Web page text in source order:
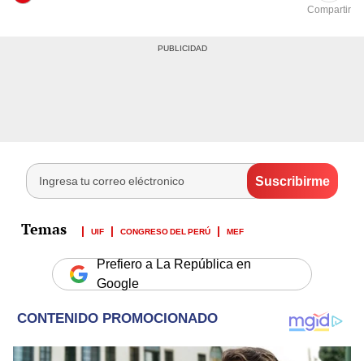
Compartir
UIF CONGRESO DEL PERÚ MEF
Prefiero a La República en
Google